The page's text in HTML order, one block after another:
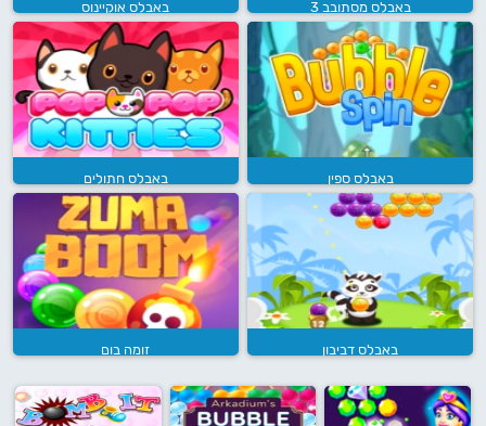
באבלס מסתובב 3 באבלס אוקיינוס
באבלס ספין באבלס חתולים
באבלס דביבון זומה בום